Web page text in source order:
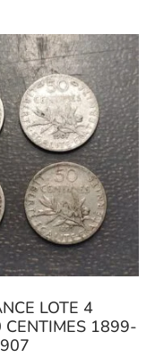
LOTE 4
CENTIMES 1899-